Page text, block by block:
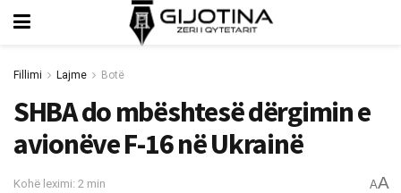
Fillimi Lajme Botë
SHBA do mbështesë dërgimin e
avionëve F-16 në Ukrainë
Kohë leximi: 2 min AA